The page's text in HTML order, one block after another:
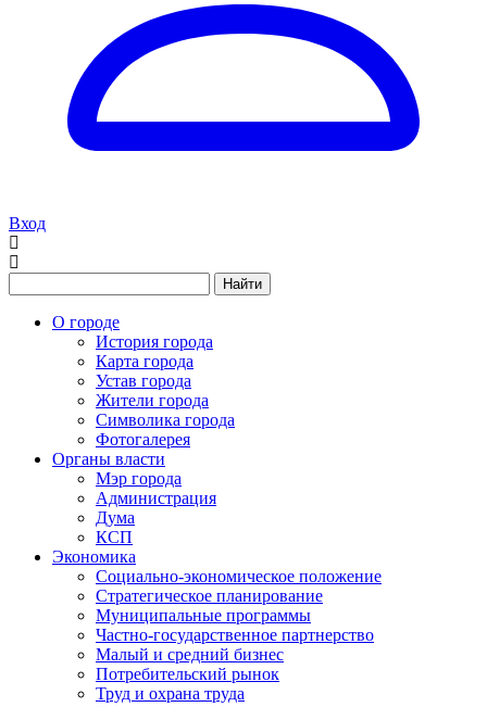
Вход
Найти
О городе
История города
Карта города
Устав города
Жители города
Символика города
Фотогалерея
Органы власти
Мэр города
Администрация
Дума
КСП
Экономика
Социально-экономическое положение
Стратегическое планирование
Муниципальные программы
Частно-государственное партнерство
Малый и средний бизнес
Потребительский рынок
Труд и охрана труда